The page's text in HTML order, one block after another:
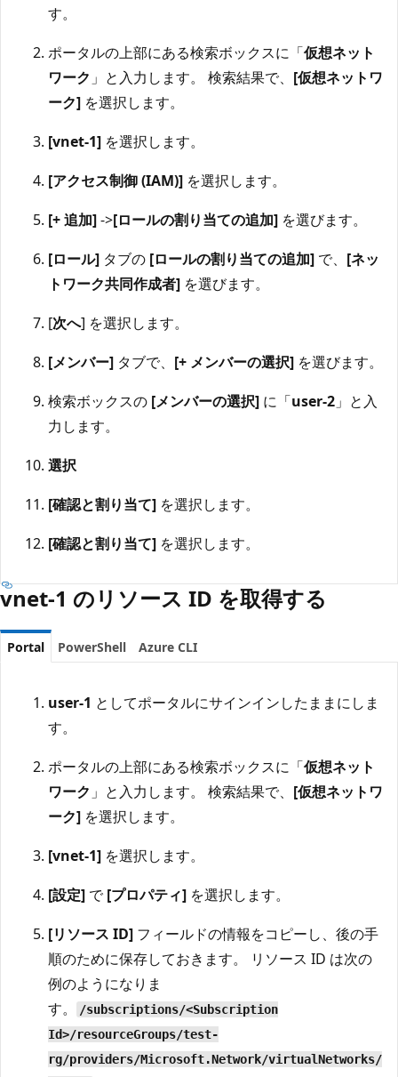
す。
ポータルの上部にある検索ボックスに「仮想ネット
ワーク 」と入力します。 検索結果で、 [仮想ネットワ
ーク] を選択します。
[vnet-1] を選択します。
[アクセス制御 (IAM)] を選択します。
[+ 追加]->[ロールの割り当ての追加] を選びます。
[ロール] タブの [ロールの割り当ての追加] で、 [ネッ
トワーク共同作成者] を選びます。
[次へ] を選択します。
[メンバー] タブで、 [+ メンバーの選択] を選びます。
検索ボックスの [メンバーの選択] に「user-2 」と入
力します。
選択
[確認と割り当て] を選択します。
[確認と割り当て] を選択します。
vnet-1 のリソース ID を取得する
Portal PowerShell Azure CLI
user-1 としてポータルにサインインしたままにしま
す。
ポータルの上部にある検索ボックスに「仮想ネット
ワーク 」と入力します。 検索結果で、 [仮想ネットワ
ーク] を選択します。
[vnet-1] を選択します。
[設定] で[プロパティ] を選択します。
[リソース ID] フィールドの情報をコピーし、後の手
順のために保存しておきます。 リソース ID は次の
例のようになりま
す。
/subscriptions/<Subscription
Id>/resourceGroups/test-
rg/providers/Microsoft.Network/virtualNetworks/